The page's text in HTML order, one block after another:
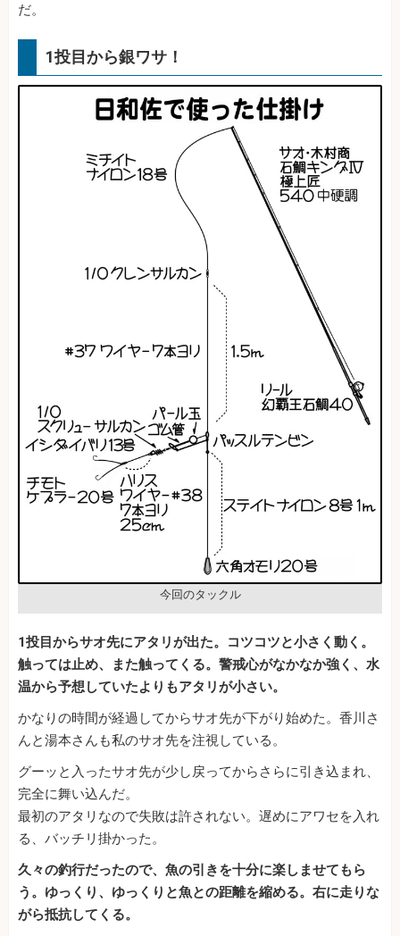
だ。
1投目から銀ワサ！
今回のタックル
1投目からサオ先にアタリが出た。コツコツと小さく動く。
触っては止め、また触ってくる。警戒心がなかなか強く、水
温から予想していたよりもアタリが小さい。
かなりの時間が経過してからサオ先が下がり始めた。香川さ
んと湯本さんも私のサオ先を注視している。
グーッと入ったサオ先が少し戻ってからさらに引き込まれ、
完全に舞い込んだ。
最初のアタリなので失敗は許されない。遅めにアワセを入れ
る、バッチリ掛かった。
久々の釣行だったので、魚の引きを十分に楽しませてもら
う。ゆっくり、ゆっくりと魚との距離を縮める。右に走りな
がら抵抗してくる。